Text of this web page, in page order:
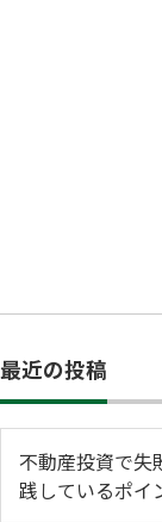
最近の投稿
不動産投資で失
践しているポイ